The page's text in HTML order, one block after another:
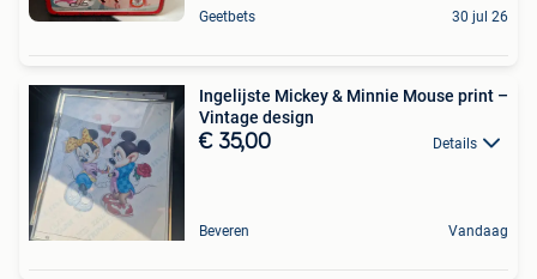
Geetbets 30 jul 26
Ingelijste Mickey & Minnie Mouse print –
Vintage design
€ 35,00 Details
Beveren Vandaag